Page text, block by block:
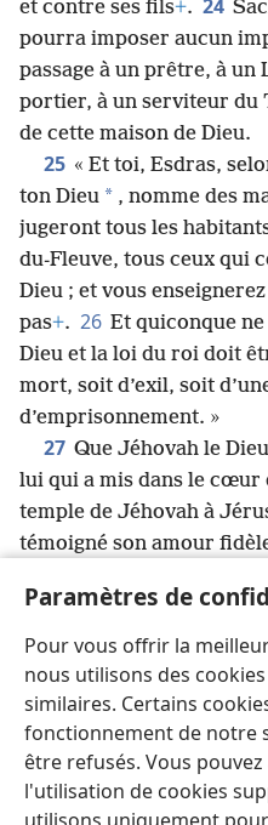
Paramètres de
Pour vous offrir la
nous utilisons des
similaires. Certains
fonctionnement de notre
être refusés. Vous
l'utilisation de cookies
et contre ses fils+. 24
pourra imposer aucun
passage à un prêtre, à un
portier, à un serviteur du
de cette maison de Dieu.
25 « Et toi, Esdras,
ton Dieu * , nomme des
jugeront tous les
du-Fleuve, tous ceux qui
Dieu ; et vous
pas+. 26 Et quiconque
Dieu et la loi du roi doit
mort, soit d’exil, soit
d’emprisonnement. »
27 Que Jéhovah le
lui qui a mis dans le cœur
temple de Jéhovah à
témoigné son amour
princes du roi. J’ai donc
mon Dieu était avec moi *
hommes importants *
avec moi.